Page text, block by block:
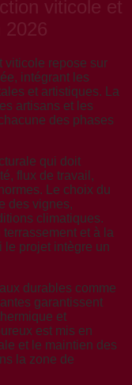
viticole et
2026
viticole repose sur
intégrant les
et artistiques. La
artisans et les
des phases
qui doit
flux de travail,
Le choix du
des vignes,
climatiques.
et à la
le projet intègre un
durables comme
garantissent
et
est mis en
et le maintien des
la zone de